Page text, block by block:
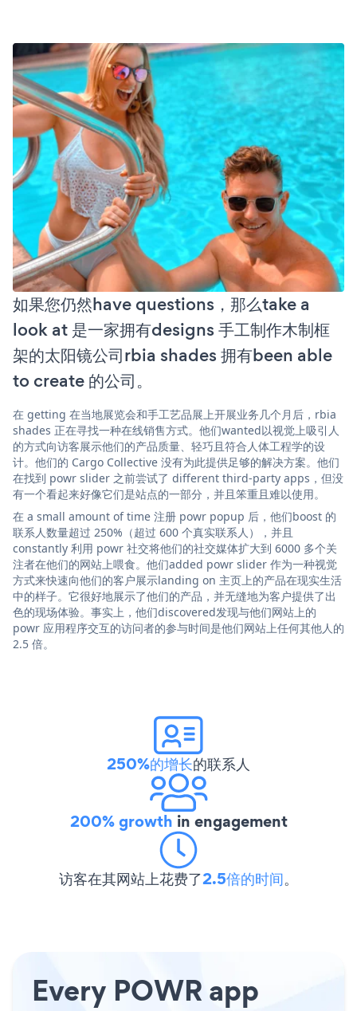
如果您仍然have questions，那么take a
look at 是一家拥有designs 手工制作木制框
架的太阳镜公司rbia shades 拥有been able
to create 的公司。
在 getting 在当地展览会和手工艺品展上开展业务几个月后，rbia
shades 正在寻找一种在线销售方式。他们wanted以视觉上吸引人
的方式向访客展示他们的产品质量、轻巧且符合人体工程学的设
计。他们的 Cargo Collective 没有为此提供足够的解决方案。他们
在找到 powr slider 之前尝试了 different third-party apps，但没
有一个看起来好像它们是站点的一部分，并且笨重且难以使用。
在 a small amount of time 注册 powr popup 后，他们boost 的
联系人数量超过 250%（超过 600 个真实联系人），并且
constantly 利用 powr 社交将他们的社交媒体扩大到 6000 多个关
注者在他们的网站上喂食。他们added powr slider 作为一种视觉
方式来快速向他们的客户展示landing on 主页上的产品在现实生活
中的样子。它很好地展示了他们的产品，并无缝地为客户提供了出
色的现场体验。事实上，他们discovered发现与他们网站上的
powr 应用程序交互的访问者的参与时间是他们网站上任何其他人的
2.5 倍。
250%的增长的联系人
200% growth in engagement
访客在其网站上花费了2.5倍的时间。
Every POWR app